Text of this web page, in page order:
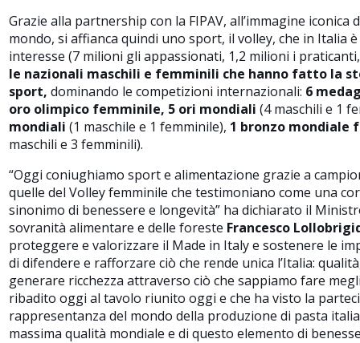
Grazie alla partnership con la FIPAV, all’immagine iconica
mondo, si affianca quindi uno sport, il volley, che in Italia
interesse (7 milioni gli appassionati, 1,2 milioni i
le nazionali maschili e femminili che hanno fatto la
sport, dominando le competizioni internazionali: 6
oro olimpico femminile, 5 ori mondiali (4 maschili e 1
mondiali (1 maschile e 1 femminile), 1 bronzo mondiale
maschili e 3 femminili).
“Oggi coniughiamo sport e alimentazione grazie a
quelle del Volley femminile che testimoniano come una
sinonimo di benessere e longevità” ha dichiarato il
sovranità alimentare e delle foreste Francesco
proteggere e valorizzare il Made in Italy e sostenere le
di difendere e rafforzare ciò che rende unica l’Italia:
generare ricchezza attraverso ciò che sappiamo fare
ribadito oggi al tavolo riunito oggi e che ha visto la
rappresentanza del mondo della produzione di pasta
massima qualità mondiale e di questo elemento di